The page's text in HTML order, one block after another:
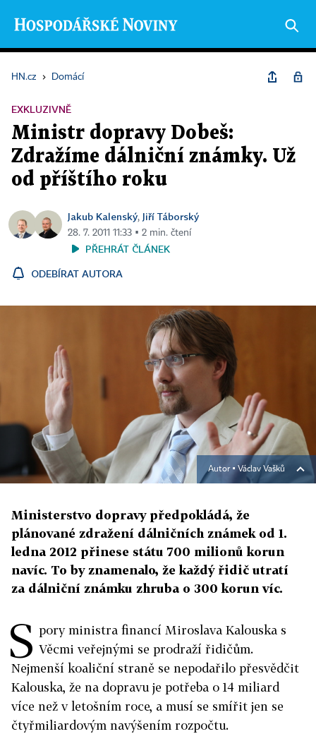
HN.cz › Domácí
EXKLUZIVNĚ
Ministr dopravy Dobeš:
Zdražíme dálniční známky. Už
od příštího roku
Jakub Kalenský, Jiří Táborský
28. 7. 2011 11:33 ▪ 2 min. čtení
PŘEHRÁT ČLÁNEK
ODEBÍRAT AUTORA
Autor ▪Václav Vašků
Ministerstvo dopravy předpokládá, že
plánované zdražení dálničních známek od 1.
ledna 2012 přinese státu 700 milionů korun
navíc. To by znamenalo, že každý řidič utratí
za dálniční známku zhruba o 300 korun víc.
S pory ministra financí Miroslava Kalouska s
Věcmi veřejnými se prodraží řidičům.
Nejmenší koaliční straně se nepodařilo přesvědčit
Kalouska, že na dopravu je potřeba o 14 miliard
více než v letošním roce, a musí se smířit jen se
čtyřmiliardovým navýšením rozpočtu.